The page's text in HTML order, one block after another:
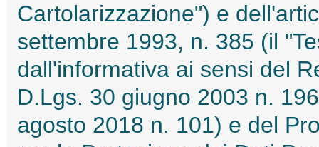
Cartolarizzazione") e
settembre 1993, n. 385 (il
dall'informativa ai sensi del
D.Lgs. 30 giugno 2003 n.
agosto 2018 n. 101) e del